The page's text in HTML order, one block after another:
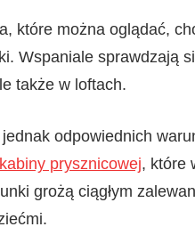
które można oglądać,
Wspaniale sprawdzają
także w loftach.
odpowiednich
prysznicowej, które
grożą ciągłym